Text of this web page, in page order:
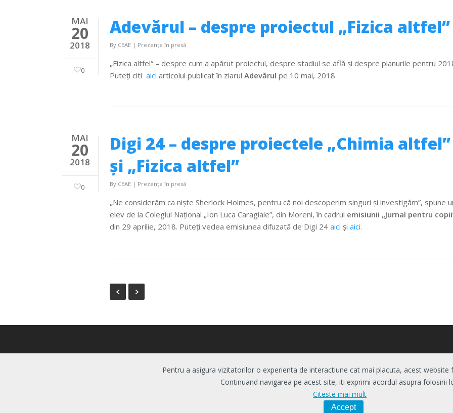
Pentru a asigura vizitatorilor o experienta de interactiune cat mai placuta, acest website
Continuand navigarea pe acest site, iti exprimi acordul asupra folosirii
Citeste mai mult
Accept
MAI
20
2018
0
Adevărul – despre proiectul „Fizica altfel”
By CEAE | Prezențe în presă
„Fizica altfel“ – despre cum a apărut proiectul, despre stadiul se află şi despre planurile pentru
Puteţi citi aici articolul publicat în ziarul Adevărul pe 10 mai, 2018
MAI
20
2018
0
Digi 24 – despre proiectele „Chimia altfel”
şi „Fizica altfel”
By CEAE | Prezențe în presă
„Ne considerăm ca niște Sherlock Holmes, pentru că noi descoperim singuri și investigăm”, spune
elev de la Colegiul Național „Ion Luca Caragiale”, din Moreni, în cadrul emisiunii „Jurnal pentru
din 29 aprilie, 2018. Puteţi vedea emisiunea difuzată de Digi 24 aici şi aici.